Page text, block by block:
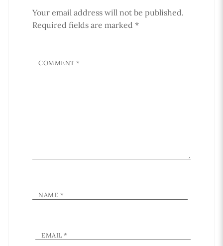
Your email address will not be published.
Required fields are marked *
COMMENT*
NAME *
EMAIL*